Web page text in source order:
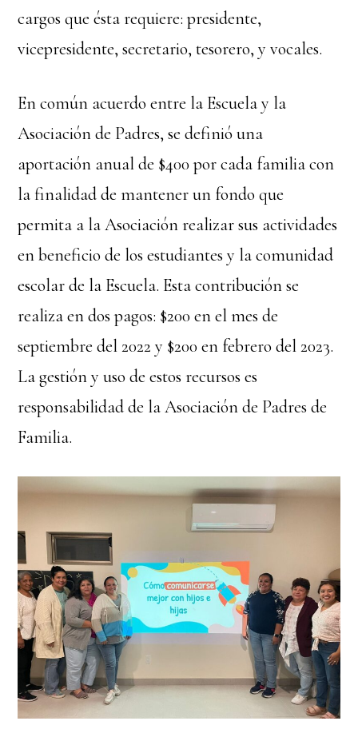
cargos que ésta requiere: presidente,
vicepresidente, secretario, tesorero, y vocales.
En común acuerdo entre la Escuela y la
Asociación de Padres, se definió una
aportación anual de $400 por cada familia con
la finalidad de mantener un fondo que
permita a la Asociación realizar sus actividades
en beneficio de los estudiantes y la comunidad
escolar de la Escuela. Esta contribución se
realiza en dos pagos: $200 en el mes de
septiembre del 2022 y $200 en febrero del 2023.
La gestión y uso de estos recursos es
responsabilidad de la Asociación de Padres de
Familia.